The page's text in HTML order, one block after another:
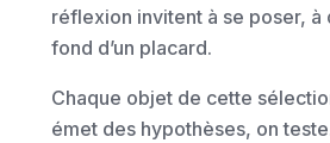
réflexion invitent à se poser, à
fond d’un placard.
Chaque objet de cette
émet des hypothèses, on